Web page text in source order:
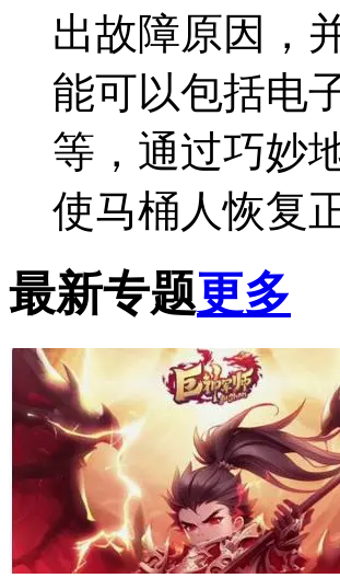
出故障原因，
能可以包括电
等，通过巧妙
使马桶人恢复
最新专题更多